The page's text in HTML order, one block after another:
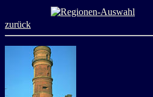
zurück